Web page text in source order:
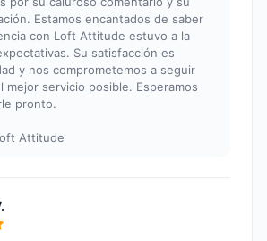
Estamos encantados de saber
con Loft Attitude estuvo a la
Su satisfacción es
y nos comprometemos a seguir
mejor servicio posible. Esperamos
pronto.
Attitude